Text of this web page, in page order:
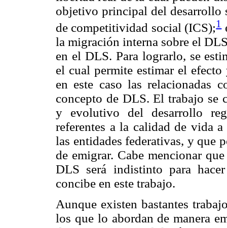
objetivo principal del desarrollo
de competitividad social (ICS);1
la migración interna sobre el
en el DLS. Para lograrlo, se
el cual permite estimar el
en este caso las relacionadas
concepto de DLS. El trabajo se
y evolutivo del desarrollo
referentes a la calidad de vida
las entidades federativas, y que
de emigrar. Cabe mencionar
DLS será indistinto para
concibe en este trabajo.
Aunque existen bastantes
los que lo abordan de manera